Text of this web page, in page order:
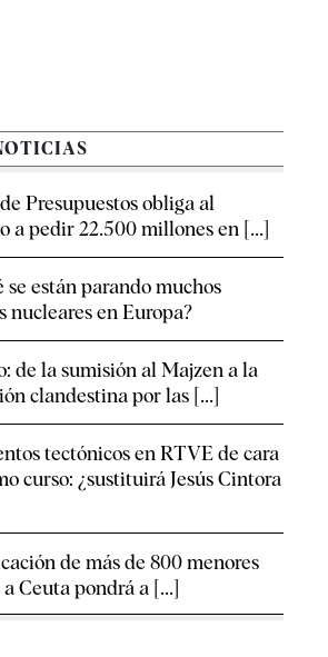
Presupuestos obliga al
a pedir 22.500 millones en [...]
se están parando muchos
nucleares en Europa?
de la sumisión al Majzen a la
clandestina por las [...]
tectónicos en RTVE de cara
curso: ¿sustituirá Jesús Cintora
de más de 800 menores
Ceuta pondrá a [...]